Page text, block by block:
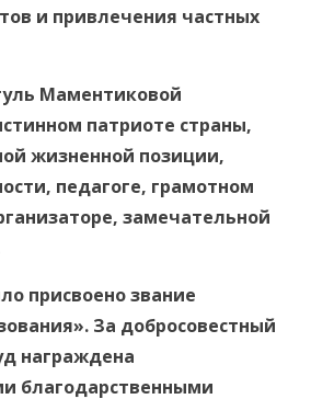
и привлечения частных
Маментиковой
патриоте страны,
жизненной позиции,
педагоге, грамотном
замечательной
присвоено звание
За добросовестный
награждена
благодарственными